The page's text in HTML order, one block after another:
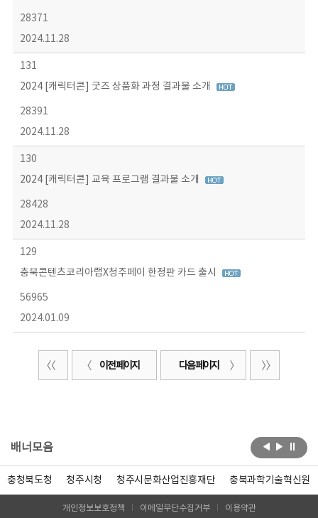
28371
2024.11.28
131
2024 [캐릭터콘] 굿즈 상품화 과정 결과물 소개
28391
2024.11.28
130
2024 [캐릭터콘] 교육 프로그램 결과물 소개
28428
2024.11.28
129
충북콘텐츠코리아랩X청주페이 한정판 카드 출시
56965
2024.01.09
이전 페이지 다음 페이지
배너모음
충청북도청 청주시청 청주시문화산업진흥재단 충북과학기술혁신원
개인정보보호정책 이메일무단수집거부 이용약관